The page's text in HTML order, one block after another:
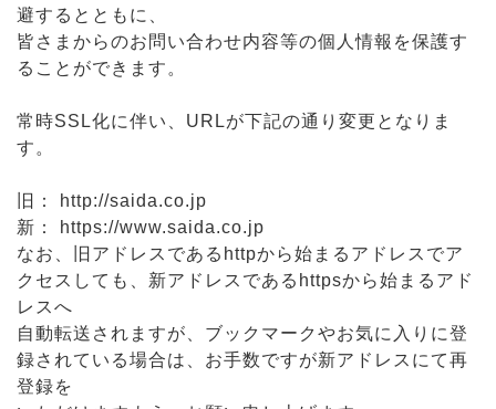
避するとともに、
皆さまからのお問い合わせ内容等の個人情報を保護す
ることができます。
常時SSL化に伴い、URLが下記の通り変更となりま
す。
旧： http://saida.co.jp
新： https://www.saida.co.jp
なお、旧アドレスであるhttpから始まるアドレスでア
クセスしても、新アドレスであるhttpsから始まるアド
レスへ
自動転送されますが、ブックマークやお気に入りに登
録されている場合は、お手数ですが新アドレスにて再
登録を